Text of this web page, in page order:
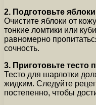
2. Подготовьте
Очистите яблоки от
тонкие ломтики или
равномерно
сочность.
3. Приготовьте тесто
Тесто для шарлотки
жидким. Следуйте
постепенно, чтобы